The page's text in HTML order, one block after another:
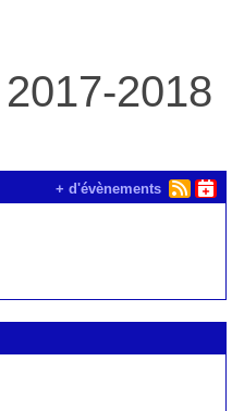
2018
+ d'évènements